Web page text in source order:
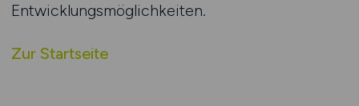
Entwicklungsmöglichkeiten.
Zur Startseite